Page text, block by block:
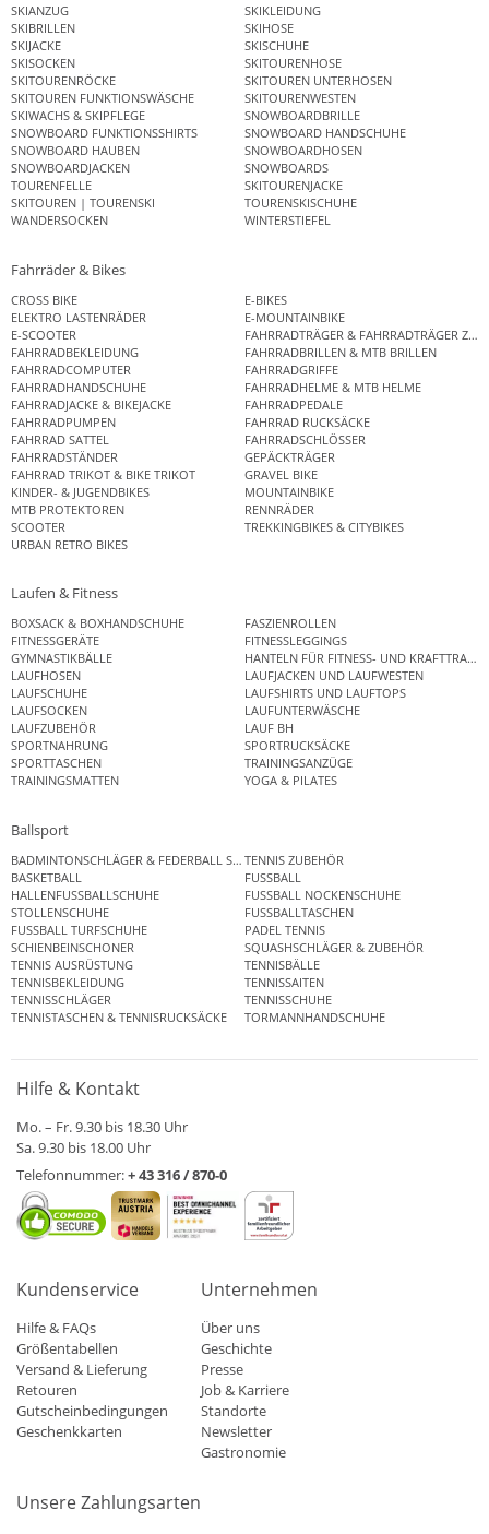
SKIANZUG
SKIKLEIDUNG
SKIBRILLEN
SKIHOSE
SKIJACKE
SKISCHUHE
SKISOCKEN
SKITOURENHOSE
SKITOURENRÖCKE
SKITOUREN UNTERHOSEN
SKITOUREN FUNKTIONSWÄSCHE
SKITOURENWESTEN
SKIWACHS & SKIPFLEGE
SNOWBOARDBRILLE
SNOWBOARD FUNKTIONSSHIRTS
SNOWBOARD HANDSCHUHE
SNOWBOARD HAUBEN
SNOWBOARDHOSEN
SNOWBOARDJACKEN
SNOWBOARDS
TOURENFELLE
SKITOURENJACKE
SKITOUREN | TOURENSKI
TOURENSKISCHUHE
WANDERSOCKEN
WINTERSTIEFEL
Fahrräder & Bikes
CROSS BIKE
E-BIKES
ELEKTRO LASTENRÄDER
E-MOUNTAINBIKE
E-SCOOTER
FAHRRADTRÄGER & FAHRRADTRÄGER
FAHRRADBEKLEIDUNG
FAHRRADBRILLEN & MTB BRILLEN
FAHRRADCOMPUTER
FAHRRADGRIFFE
FAHRRADHANDSCHUHE
FAHRRADHELME & MTB HELME
FAHRRADJACKE & BIKEJACKE
FAHRRADPEDALE
FAHRRADPUMPEN
FAHRRAD RUCKSÄCKE
FAHRRAD SATTEL
FAHRRADSCHLÖSSER
FAHRRADSTÄNDER
GEPÄCKTRÄGER
FAHRRAD TRIKOT & BIKE TRIKOT
GRAVEL BIKE
KINDER- & JUGENDBIKES
MOUNTAINBIKE
MTB PROTEKTOREN
RENNRÄDER
SCOOTER
TREKKINGBIKES & CITYBIKES
URBAN RETRO BIKES
Laufen & Fitness
BOXSACK & BOXHANDSCHUHE
FASZIENROLLEN
FITNESSGERÄTE
FITNESSLEGGINGS
GYMNASTIKBÄLLE
HANTELN FÜR FITNESS- UND
LAUFHOSEN
LAUFJACKEN UND LAUFWESTEN
LAUFSCHUHE
LAUFSHIRTS UND LAUFTOPS
LAUFSOCKEN
LAUFUNTERWÄSCHE
LAUFZUBEHÖR
LAUF BH
SPORTNAHRUNG
SPORTRUCKSÄCKE
SPORTTASCHEN
TRAININGSANZÜGE
TRAININGSMATTEN
YOGA & PILATES
Ballsport
BADMINTONSCHLÄGER & FEDERBALL SETSTENNIS ZUBEHÖR
BASKETBALL
FUSSBALL
HALLENFUSSBALLSCHUHE
FUSSBALL NOCKENSCHUHE
STOLLENSCHUHE
FUSSBALLTASCHEN
FUSSBALL TURFSCHUHE
PADEL TENNIS
SCHIENBEINSCHONER
SQUASHSCHLÄGER & ZUBEHÖR
TENNIS AUSRÜSTUNG
TENNISBÄLLE
TENNISBEKLEIDUNG
TENNISSAITEN
TENNISSCHLÄGER
TENNISSCHUHE
TENNISTASCHEN & TENNISRUCKSÄCKE
TORMANNHANDSCHUHE
Hilfe & Kontakt
Mo. – Fr. 9.30 bis 18.30 Uhr
Sa. 9.30 bis 18.00 Uhr
Telefonnummer:+ 43 316 / 870-0
Kundenservice
Hilfe & FAQs
Größentabellen
Versand & Lieferung
Retouren
Gutscheinbedingungen
Geschenkkarten
Unternehmen
Über uns
Geschichte
Presse
Job & Karriere
Standorte
Newsletter
Gastronomie
Unsere Zahlungsarten